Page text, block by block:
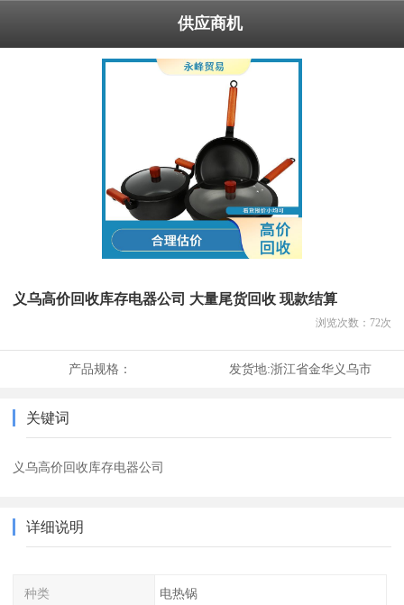
供应商机
义乌高价回收库存电器公司 大量尾货回收 现款结算
浏览次数： 72次
产品规格： 发货地:浙江省金华义乌市
关键词
义乌高价回收库存电器公司
详细说明
种类 电热锅